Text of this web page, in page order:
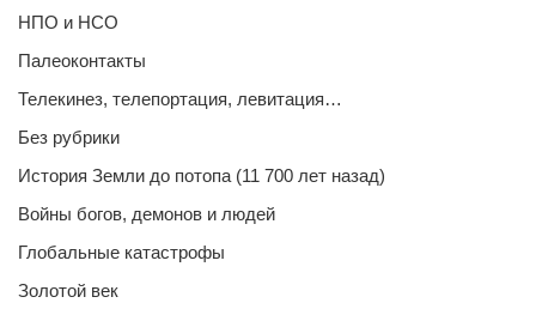
НПО и НСО
Палеоконтакты
Телекинез, телепортация, левитация…
Без рубрики
История Земли до потопа (11 700 лет назад)
Войны богов, демонов и людей
Глобальные катастрофы
Золотой век